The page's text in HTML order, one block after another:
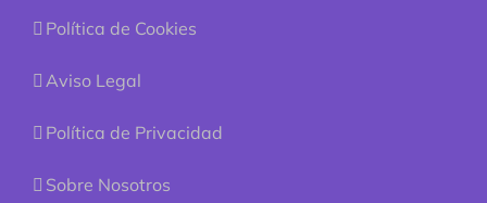
Política de Cookies
Aviso Legal
Política de Privacidad
Sobre Nosotros